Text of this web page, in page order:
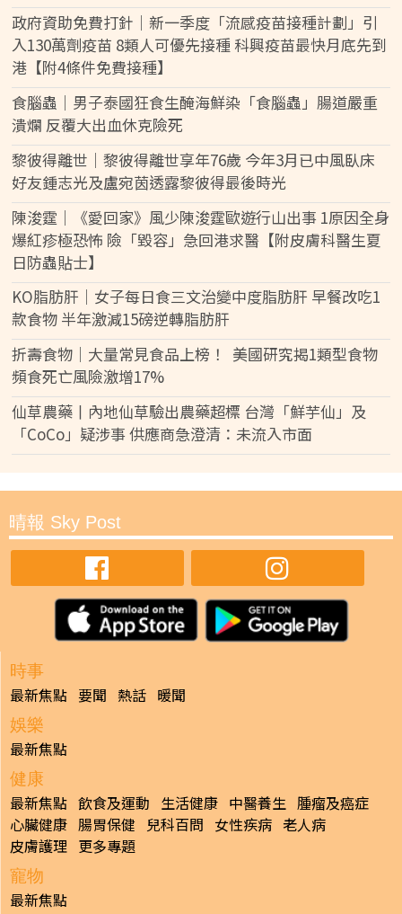
政府資助免費打針｜新一季度「流感疫苗接種計劃」引
入130萬劑疫苗 8類人可優先接種 科興疫苗最快月底先到
港【附4條件免費接種】
食腦蟲｜男子泰國狂食生醃海鮮染「食腦蟲」腸道嚴重
潰爛 反覆大出血休克險死
黎彼得離世｜黎彼得離世享年76歲 今年3月已中風臥床
好友鍾志光及盧宛茵透露黎彼得最後時光
陳浚霆｜《愛回家》風少陳浚霆歐遊行山出事 1原因全身
爆紅疹極恐怖 險「毀容」急回港求醫【附皮膚科醫生夏
日防蟲貼士】
KO脂肪肝｜女子每日食三文治變中度脂肪肝 早餐改吃1
款食物 半年激減15磅逆轉脂肪肝
折壽食物｜大量常見食品上榜！ 美國研究揭1類型食物
頻食死亡風險激增17%
仙草農藥丨內地仙草驗出農藥超標 台灣「鮮芋仙」及
「CoCo」疑涉事 供應商急澄清：未流入市面
晴報 Sky Post
時事
最新焦點 要聞 熱話 暖聞
娛樂
最新焦點
健康
最新焦點 飲食及運動 生活健康 中醫養生 腫瘤及癌症
心臟健康 腸胃保健 兒科百問 女性疾病 老人病
皮膚護理 更多專題
寵物
最新焦點